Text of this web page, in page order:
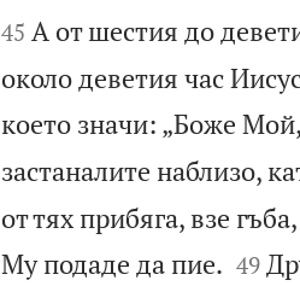


45 А от шестия до
около деветия час
което значи: „Боже
застаналите наблизо,
от тях прибяга, взе
Му подаде да пие.
49